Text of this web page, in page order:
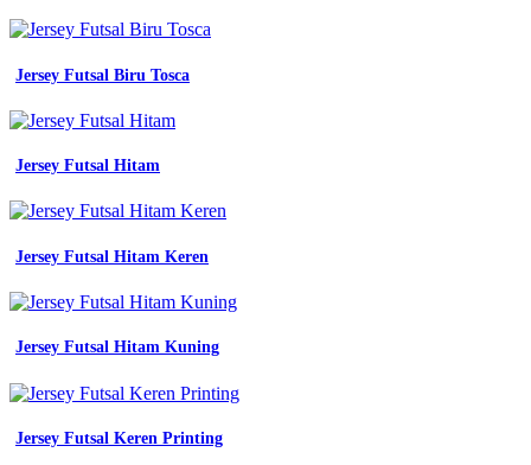
Jersey Futsal Biru Tosca
Jersey Futsal Hitam
Jersey Futsal Hitam Keren
Jersey Futsal Hitam Kuning
Jersey Futsal Keren Printing